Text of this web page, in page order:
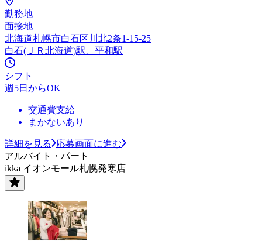
勤務地
面接地
北海道札幌市白石区川北2条1-15-25
白石(ＪＲ北海道)駅、平和駅
シフト
週5日からOK
交通費支給
まかないあり
詳細を見る
応募画面に進む
アルバイト・パート
ikka イオンモール札幌発寒店